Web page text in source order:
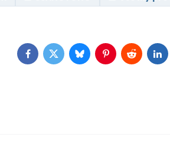
Facebook
TwitterBlueskyPinterest
Reddit